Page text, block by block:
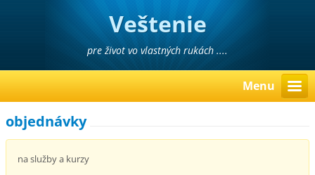
Veštenie
pre život vo vlastných rukách ....
Menu
objednávky
na služby a kurzy